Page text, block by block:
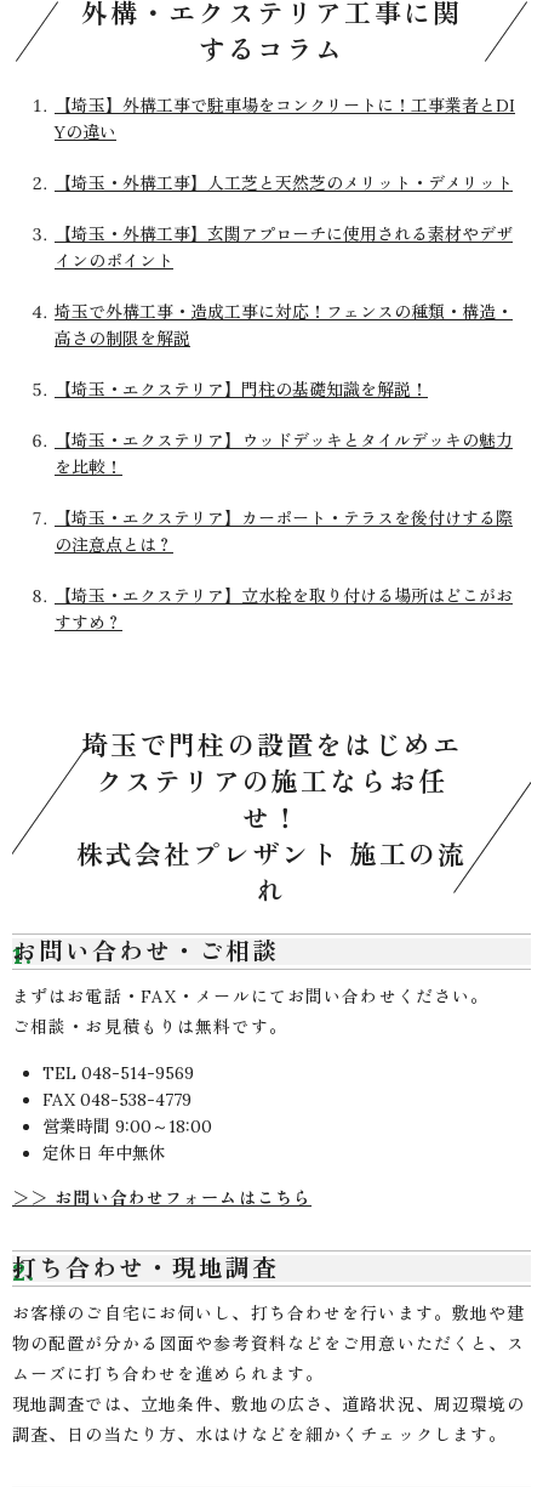
外構・エクステリア工事に関
するコラム
【埼玉】外構工事で駐車場をコンクリートに！工事業者とDI
Yの違い
【埼玉・外構工事】人工芝と天然芝のメリット・デメリット
【埼玉・外構工事】玄関アプローチに使用される素材やデザ
インのポイント
埼玉で外構工事・造成工事に対応！フェンスの種類・構造・
高さの制限を解説
【埼玉・エクステリア】門柱の基礎知識を解説！
【埼玉・エクステリア】ウッドデッキとタイルデッキの魅力
を比較！
【埼玉・エクステリア】カーポート・テラスを後付けする際
の注意点とは？
【埼玉・エクステリア】立水栓を取り付ける場所はどこがお
すすめ？
埼玉で門柱の設置をはじめエ
クステリアの施工ならお任
せ！
株式会社プレザント 施工の流
れ
お問い合わせ・ご相談
まずはお電話・FAX・メールにてお問い合わせください。
ご相談・お見積もりは無料です。
TEL 048-514-9569
FAX 048-538-4779
営業時間 9:00～18:00
定休日 年中無休
＞＞ お問い合わせフォームはこちら
打ち合わせ・現地調査
お客様のご自宅にお伺いし、打ち合わせを行います。敷地や建
物の配置が分かる図面や参考資料などをご用意いただくと、ス
ムーズに打ち合わせを進められます。
現地調査では、立地条件、敷地の広さ、道路状況、周辺環境の
調査、日の当たり方、水はけなどを細かくチェックします。